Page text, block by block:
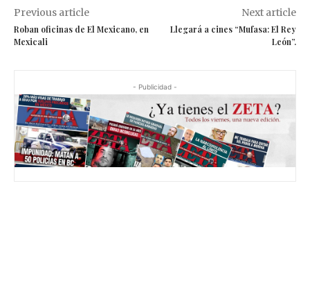
Previous article
Roban oficinas de El Mexicano, en
Mexicali
Next article
Llegará a cines “Mufasa: El Rey
León”.
- Publicidad -